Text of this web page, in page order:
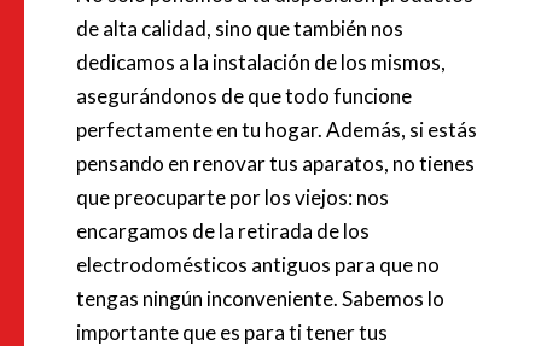
de alta calidad, sino que también nos
dedicamos a la instalación de los mismos,
asegurándonos de que todo funcione
perfectamente en tu hogar. Además, si estás
pensando en renovar tus aparatos, no tienes
que preocuparte por los viejos: nos
encargamos de la retirada de los
electrodomésticos antiguos para que no
tengas ningún inconveniente. Sabemos lo
importante que es para ti tener tus